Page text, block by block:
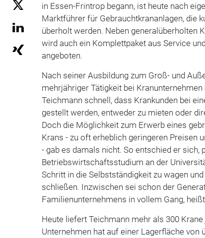
in Essen-Frintrop begann, ist heute nach
Marktführer für Gebrauchtkrananlagen, die
überholt werden. Neben generalüberholten
wird auch ein Komplettpaket aus Service
angeboten.
Nach seiner Ausbildung zum Groß- und
mehrjähriger Tätigkeit bei
Teichmann schnell, dass Krankunden bei
gestellt werden, entweder zu mieten oder
Doch die Möglichkeit zum Erwerb eines
Krans - zu oft erheblich geringeren Preisen
- gab es damals nicht. So entschied er sich,
Betriebswirtschaftsstudium an der
Schritt in die Selbstständigkeit zu wagen
schließen. Inzwischen sei schon der
Familienunternehmens in vollem Gang,
Heute liefert Teichmann mehr als 300
Unternehmen hat auf einer Lagerfläche von